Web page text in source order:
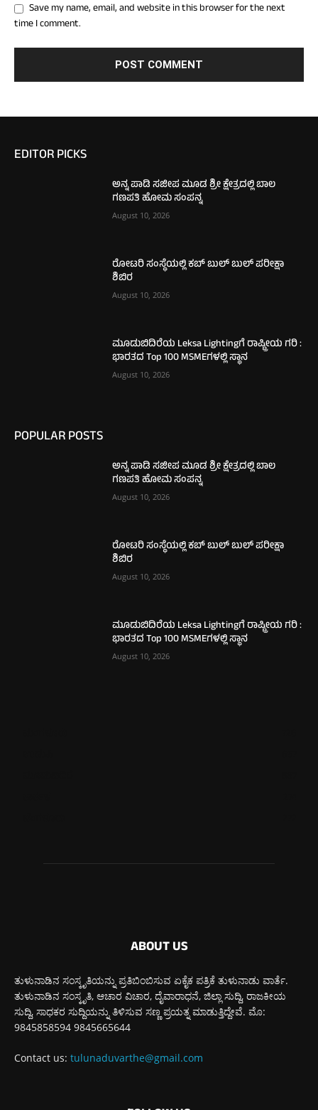
Save my name, email, and website in this browser for the next
time I comment.
EDITOR PICKS
ಅನ್ನ ಪಾಡಿ ಸಜೀಪ ಮೂಡ ಶ್ರೀ ಕ್ಷೇತ್ರದಲ್ಲಿ ಬಾಲ
ಗಣಪತಿ ಹೋಮ ಸಂಪನ್ನ
August 10, 2026
ರೋಟರಿ ಸಂಸ್ಥೆಯಲ್ಲಿ ಕಬ್ ಬುಲ್ ಬುಲ್ ಪರೀಕ್ಷಾ
ಶಿಬಿರ
August 10, 2026
ಮೂಡುಬಿದಿರೆಯ Leksa Lightingಗೆ ರಾಷ್ಟ್ರೀಯ ಗರಿ :
ಭಾರತದ Top 100 MSMEಗಳಲ್ಲಿ ಸ್ಥಾನ
August 10, 2026
POPULAR POSTS
ಅನ್ನ ಪಾಡಿ ಸಜೀಪ ಮೂಡ ಶ್ರೀ ಕ್ಷೇತ್ರದಲ್ಲಿ ಬಾಲ
ಗಣಪತಿ ಹೋಮ ಸಂಪನ್ನ
August 10, 2026
ರೋಟರಿ ಸಂಸ್ಥೆಯಲ್ಲಿ ಕಬ್ ಬುಲ್ ಬುಲ್ ಪರೀಕ್ಷಾ
ಶಿಬಿರ
August 10, 2026
ಮೂಡುಬಿದಿರೆಯ Leksa Lightingಗೆ ರಾಷ್ಟ್ರೀಯ ಗರಿ :
ಭಾರತದ Top 100 MSMEಗಳಲ್ಲಿ ಸ್ಥಾನ
August 10, 2026
ABOUT US
ತುಳುನಾಡಿನ ಸಂಸ್ಕೃತಿಯನ್ನು ಪ್ರತಿಬಿಂಬಿಸುವ ಏಕೈಕ ಪತ್ರಿಕೆ ತುಳುನಾಡು ವಾರ್ತೆ.
ತುಳುನಾಡಿನ ಸಂಸ್ಕೃತಿ, ಆಚಾರ ವಿಚಾರ, ದೈವಾರಾಧನೆ, ಜಿಲ್ಲಾ ಸುದ್ದಿ, ರಾಜಕೀಯ
ಸುದ್ದಿ, ಸಾಧಕರ ಸುದ್ದಿಯನ್ನು ತಿಳಿಸುವ ಸಣ್ಣ ಪ್ರಯತ್ನ ಮಾಡುತ್ತಿದ್ದೇವೆ. ಮೊ:
9845858594 9845665644
Contact us: tulunaduvarthe@gmail.com